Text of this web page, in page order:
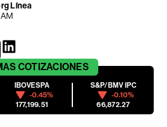
Línea
COTIZACIONES
IBOVESPA
-0.45%
177,199.51
S&P/BMV IPC
-0.10%
66,872.27